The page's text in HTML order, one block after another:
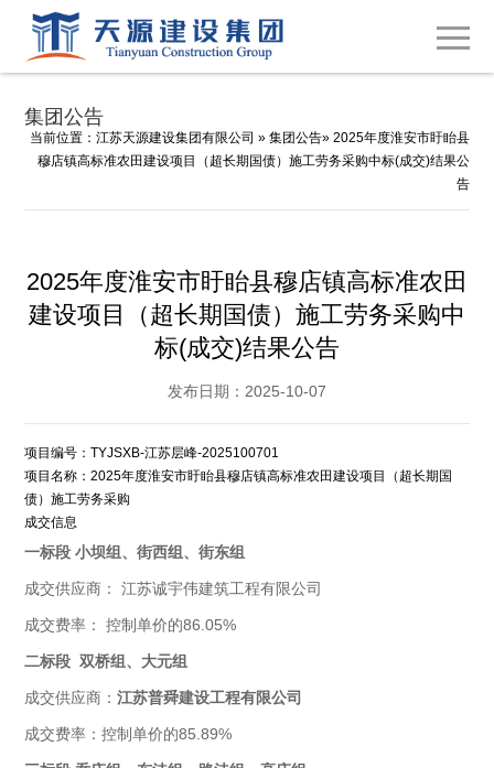
集团公告
当前位置： 江苏天源建设集团有限公司 » 集团公告» 2025年度淮安市盱眙县
穆店镇高标准农田建设项目（超长期国债）施工劳务采购中标(成交)结果公
告
2025年度淮安市盱眙县穆店镇高标准农田
建设项目（超长期国债）施工劳务采购中
标(成交)结果公告
发布日期：2025-10-07
项目编号：TYJSXB-江苏层峰-2025100701
项目名称：2025年度淮安市盱眙县穆店镇高标准农田建设项目（超长期国
债）施工劳务采购
成交信息
一标段 小坝组、街西组、街东组
成交供应商： 江苏诚宇伟建筑工程有限公司
成交费率： 控制单价的86.05%
二标段 双桥组、大元组
成交供应商：江苏普舜建设工程有限公司
成交费率：控制单价的85.89%